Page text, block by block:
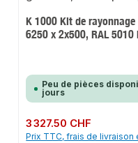
K 1000 Kit de
6250 x 2x500, RAL
Peu de pièces
jours
Prix régulier :
3 327.50 CHF
Prix TTC, frais de livraison